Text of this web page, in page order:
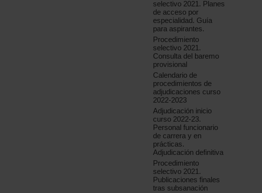
selectivo 2021. Planes
de acceso por
especialidad. Guía
para aspirantes.
Procedimiento
selectivo 2021.
Consulta del baremo
provisional
Calendario de
procedimientos de
adjudicaciones curso
2022-2023
Adjudicación inicio
curso 2022-23.
Personal funcionario
de carrera y en
prácticas.
Adjudicación definitiva
Procedimiento
selectivo 2021.
Publicaciones finales
tras subsanación